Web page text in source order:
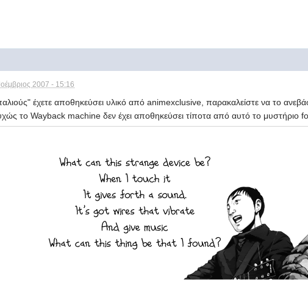
2007 - 15:16
έχετε αποθηκεύσει υλικό από animexclusive, παρακαλείστε να το
το Wayback machine δεν έχει αποθηκεύσει τίποτα από αυτό το μυστήριο